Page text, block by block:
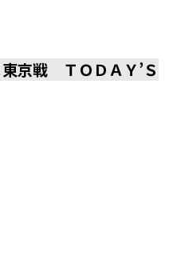
京戦 ＴＯＤＡＹ’Ｓ